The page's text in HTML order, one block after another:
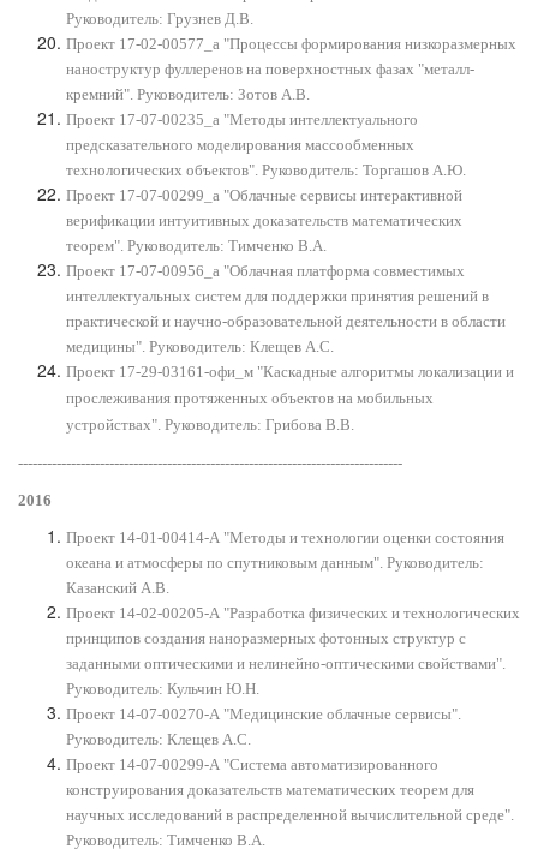
Руководитель: Грузнев Д.В.
Проект 17-02-00577_а "Процессы формирования низкоразмерных
наноструктур фуллеренов на поверхностных фазах "металл-
кремний". Руководитель: Зотов А.В.
Проект 17-07-00235_а "Методы интеллектуального
предсказательного моделирования массообменных
технологических объектов". Руководитель: Торгашов А.Ю.
Проект 17-07-00299_а "Облачные сервисы интерактивной
верификации интуитивных доказательств математических
теорем". Руководитель: Тимченко В.А.
Проект 17-07-00956_а "Облачная платформа совместимых
интеллектуальных систем для поддержки принятия решений в
практической и научно-образовательной деятельности в области
медицины". Руководитель: Клещев А.С.
Проект 17-29-03161-офи_м "Каскадные алгоритмы локализации и
прослеживания протяженных объектов на мобильных
устройствах". Руководитель: Грибова В.В.
--------------------------------------------------------------------------------
2016
Проект 14-01-00414-А "Методы и технологии оценки состояния
океана и атмосферы по спутниковым данным". Руководитель:
Казанский А.В.
Проект 14-02-00205-А "Разработка физических и технологических
принципов создания наноразмерных фотонных структур с
заданными оптическими и нелинейно-оптическими свойствами".
Руководитель: Кульчин Ю.Н.
Проект 14-07-00270-А "Медицинские облачные сервисы".
Руководитель: Клещев А.С.
Проект 14-07-00299-А "Система автоматизированного
конструирования доказательств математических теорем для
научных исследований в распределенной вычислительной среде".
Руководитель: Тимченко В.А.